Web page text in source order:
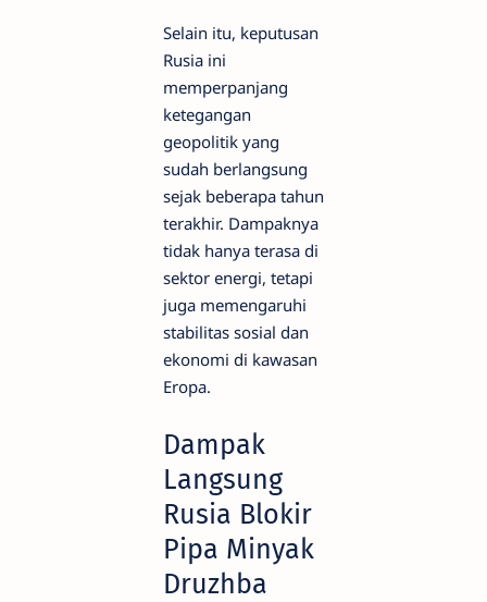
Selain itu, keputusan
Rusia ini
memperpanjang
ketegangan
geopolitik yang
sudah berlangsung
sejak beberapa tahun
terakhir. Dampaknya
tidak hanya terasa di
sektor energi, tetapi
juga memengaruhi
stabilitas sosial dan
ekonomi di kawasan
Eropa.
Dampak
Langsung
Rusia Blokir
Pipa Minyak
Druzhba